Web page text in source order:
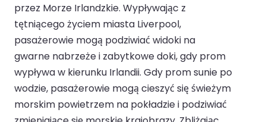
przez Morze Irlandzkie. Wypływając z
tętniącego życiem miasta Liverpool,
pasażerowie mogą podziwiać widoki na
gwarne nabrzeże i zabytkowe doki, gdy prom
wypływa w kierunku Irlandii. Gdy prom sunie po
wodzie, pasażerowie mogą cieszyć się świeżym
morskim powietrzem na pokładzie i podziwiać